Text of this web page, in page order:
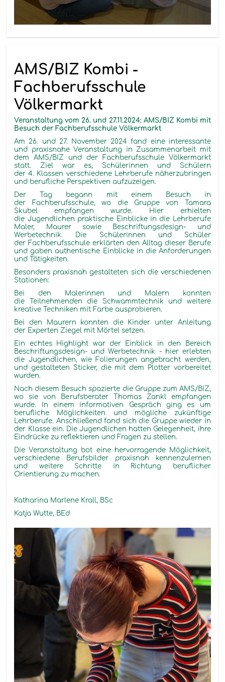
AMS/BIZ Kombi -
Fachberufsschule
Völkermarkt
Veranstaltung vom 26. und 27.11.2024: AMS/BIZ Kombi mit
Besuch der Fachberufsschule Völkermarkt
Am 26. und 27. November 2024 fand eine interessante
und praxisnahe Veranstaltung in Zusammenarbeit mit
dem AMS/BIZ und der Fachberufsschule Völkermarkt
statt. Ziel war es, Schülerinnen und Schülern
der 4. Klassen verschiedene Lehrberufe näherzubringen
und berufliche Perspektiven aufzuzeigen.
Der Tag begann mit einem Besuch in
der Fachberufsschule, wo die Gruppe von Tamara
Skubel empfangen wurde. Hier erhielten
die Jugendlichen praktische Einblicke in die Lehrberufe
Maler, Maurer sowie Beschriftungsdesign- und
Werbetechnik. Die Schülerinnen und Schüler
der Fachberufsschule erklärten den Alltag dieser Berufe
und gaben authentische Einblicke in die Anforderungen
und Tätigkeiten.
Besonders praxisnah gestalteten sich die verschiedenen
Stationen:
Bei den Malerinnen und Malern konnten
die Teilnehmenden die Schwammtechnik und weitere
kreative Techniken mit Farbe ausprobieren.
Bei den Maurern konnten die Kinder unter Anleitung
der Experten Ziegel mit Mörtel setzen.
Ein echtes Highlight war der Einblick in den Bereich
Beschriftungsdesign- und Werbetechnik - hier erlebten
die Jugendlichen, wie Folierungen angebracht werden,
und gestalteten Sticker, die mit dem Plotter vorbereitet
wurden.
Nach diesem Besuch spazierte die Gruppe zum AMS/BIZ,
wo sie von Berufsberater Thomas Zankl empfangen
wurde. In einem informativen Gespräch ging es um
berufliche Möglichkeiten und mögliche zukünftige
Lehrberufe. Anschließend fand sich die Gruppe wieder in
der Klasse ein. Die Jugendlichen hatten Gelegenheit, ihre
Eindrücke zu reflektieren und Fragen zu stellen.
Die Veranstaltung bot eine hervorragende Möglichkeit,
verschiedene Berufsbilder praxisnah kennenzulernen
und weitere Schritte in Richtung beruflicher
Orientierung zu machen.
Katharina Marlene Krall, BSc
Katja Wutte, BEd